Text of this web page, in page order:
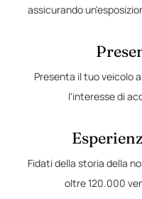
assicurando
Presenta il tuo veicolo
l'interesse di
Fidati della storia della
oltre 120.000